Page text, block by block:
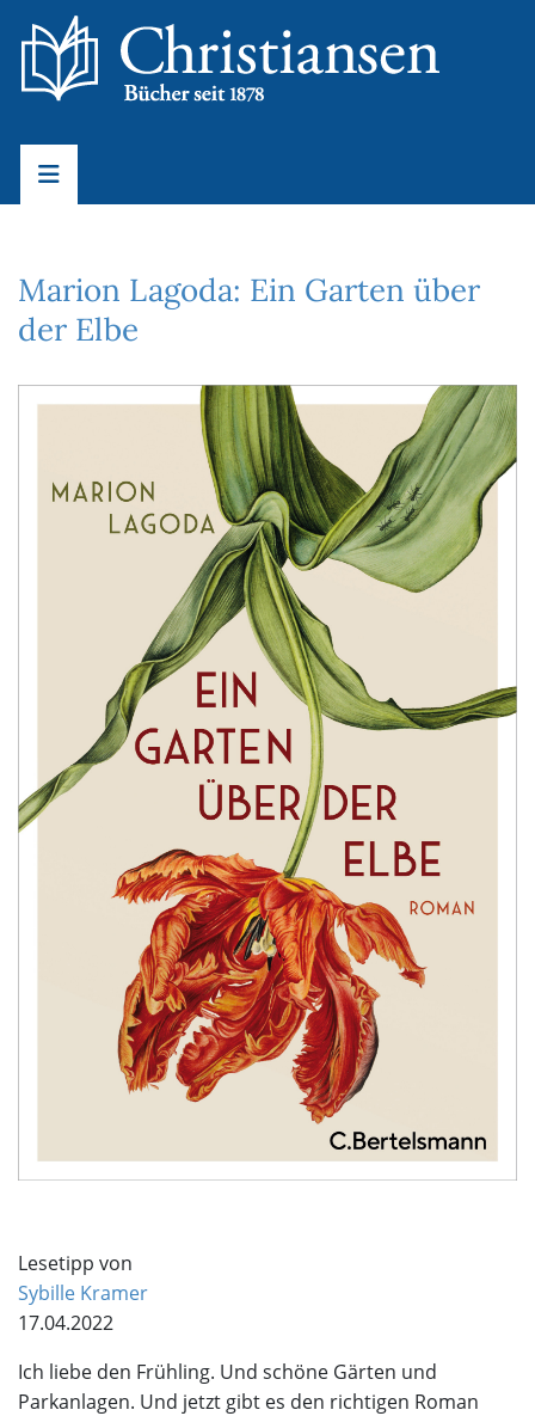
Marion Lagoda: Ein Garten über
der Elbe
Lesetipp von
Sybille Kramer
17.04.2022
Ich liebe den Frühling. Und schöne Gärten und
Parkanlagen. Und jetzt gibt es den richtigen Roman